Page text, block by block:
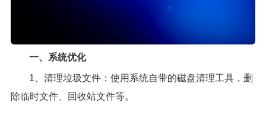
一、系统优化
1、清理垃圾文件：使用系统自带的磁盘清理工具，删
除临时文件、回收站文件等。